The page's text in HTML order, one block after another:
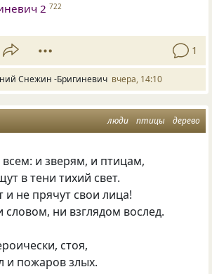
2 722
1
Снежин -Бригиневич вчера, 14:10
люди птицы дерево
и зверям, и птицам,
в тени тихий свет.
не прячут свои лица!
ни взглядом вослед.
стоя,
и пожаров злых.